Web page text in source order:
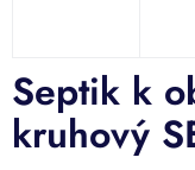
Septik k
kruhový